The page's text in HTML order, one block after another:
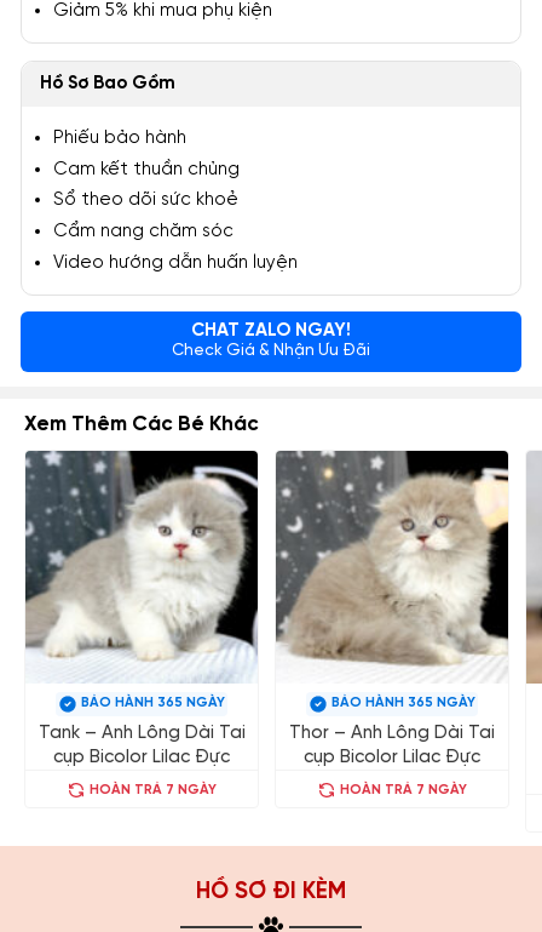
Giảm 5% khi mua phụ kiện
Hồ Sơ Bao Gồm
Phiếu bảo hành
Cam kết thuần chủng
Sổ theo dõi sức khoẻ
Cẩm nang chăm sóc
Video hướng dẫn huấn luyện
CHAT ZALO NGAY!
Check Giá & Nhận Ưu Đãi
Xem Thêm Các Bé Khác
BẢO HÀNH 365 NGÀY
Tank – Anh Lông Dài Tai
cụp Bicolor Lilac Đực
HOÀN TRẢ 7 NGÀY
BẢO HÀNH 365 NGÀY
Thor – Anh Lông Dài Tai
cụp Bicolor Lilac Đực
HOÀN TRẢ 7 NGÀY
HỒ SƠ ĐI KÈM